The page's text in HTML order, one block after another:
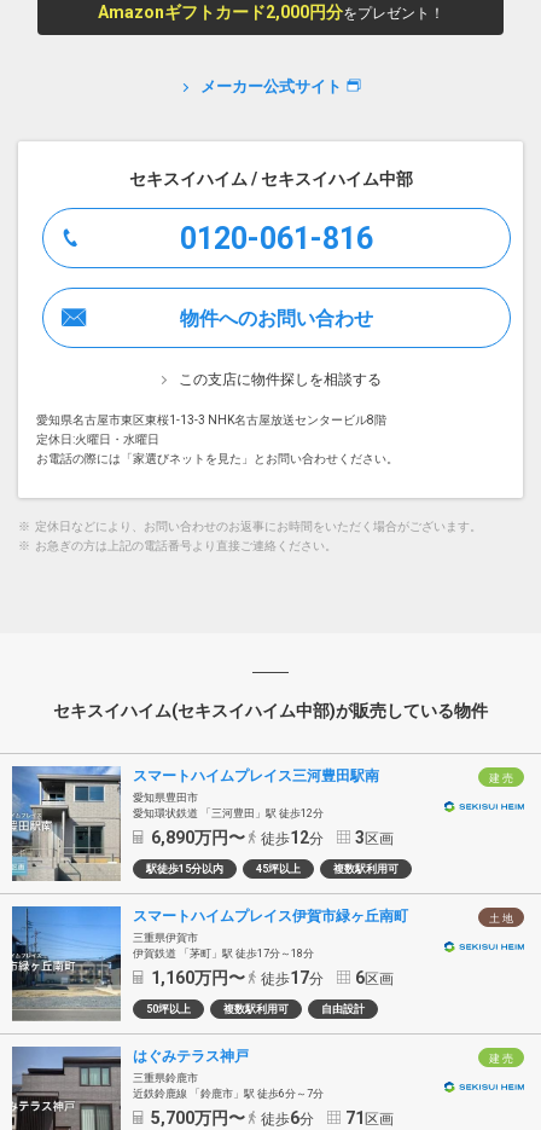
Amazonギフトカード2,000円分をプレゼント！
メーカー公式サイト
セキスイハイム / セキスイハイム中部
0120-061-816
物件へのお問い合わせ
この支店に物件探しを相談する
愛知県名古屋市東区東桜1-13-3 NHK名古屋放送センタービル8階
定休日:火曜日・水曜日
お電話の際には「家選びネットを見た」とお問い合わせください。
※ 定休日などにより、お問い合わせのお返事にお時間をいただく場合がございます。
※ お急ぎの方は上記の電話番号より直接ご連絡ください。
セキスイハイム(セキスイハイム中部)が販売している物件
建 売
スマートハイムプレイス三河豊田駅南
愛知県豊田市
愛知環状鉄道 「三河豊田」駅 徒歩12分
6,890万円〜 徒歩12分 3 区画
駅徒歩15分以内 45坪以上 複数駅利用可
土 地
スマートハイムプレイス伊賀市緑ヶ丘南町
三重県伊賀市
伊賀鉄道 「茅町」駅 徒歩17分～18分
1,160万円〜 徒歩17分 6区画
50坪以上 複数駅利用可 自由設計
建 売
はぐみテラス神戸
三重県鈴鹿市
近鉄鈴鹿線 「鈴鹿市」駅 徒歩6分～7分
5,700万円〜 徒歩6分 71 区画